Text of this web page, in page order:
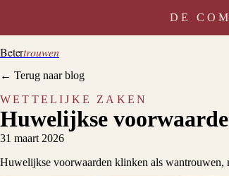
DE
Betertrouwen
← Terug naar blog
WETTELIJKE ZAKEN
Huwelijkse
31 maart 2026
Huwelijkse voorwaarden klinken als wantrouwen,